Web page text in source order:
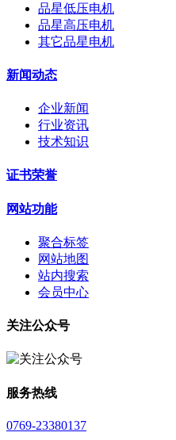
品星低压电机
品星高压电机
其它品星电机
新闻动态
企业新闻
行业资讯
技术知识
证书荣誉
网站功能
聚合标签
网站地图
站内搜索
会员中心
关注公众号
服务热线
0769-23380137